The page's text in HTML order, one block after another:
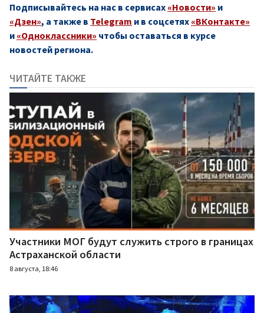
Подписывайтесь на нас в сервисах «Новости» и
«Дзен», а также в Telegram и в соцсетях «ВКонтакте»
и «Одноклассники» чтобы оставаться в курсе
новостей региона.
ЧИТАЙТЕ ТАКЖЕ
Участники МОГ будут служить строго в границах
Астраханской области
8 августа, 18:46